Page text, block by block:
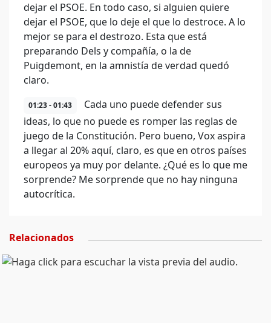
dejar el PSOE. En todo caso, si alguien quiere
dejar el PSOE, que lo deje el que lo destroce. A lo
mejor se para el destrozo. Esta que está
preparando Dels y compañía, o la de
Puigdemont, en la amnistía de verdad quedó
claro.
01:23 - 01:43
Cada uno puede defender sus
ideas, lo que no puede es romper las reglas de
juego de la Constitución. Pero bueno, Vox aspira
a llegar al 20% aquí, claro, es que en otros países
europeos ya muy por delante. ¿Qué es lo que me
sorprende? Me sorprende que no hay ninguna
autocrítica.
Relacionados